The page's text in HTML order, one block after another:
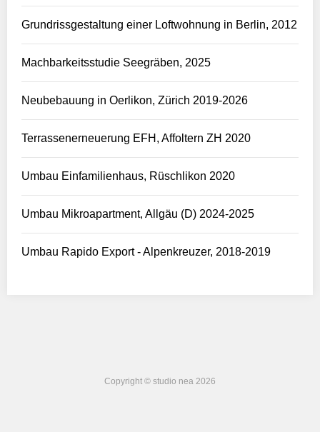
Grundrissgestaltung einer Loftwohnung in Berlin, 2012
Machbarkeitsstudie Seegräben, 2025
Neubebauung in Oerlikon, Zürich 2019-2026
Terrassenerneuerung EFH, Affoltern ZH 2020
Umbau Einfamilienhaus, Rüschlikon 2020
Umbau Mikroapartment, Allgäu (D) 2024-2025
Umbau Rapido Export - Alpenkreuzer, 2018-2019
Copyright © studio nea 2026